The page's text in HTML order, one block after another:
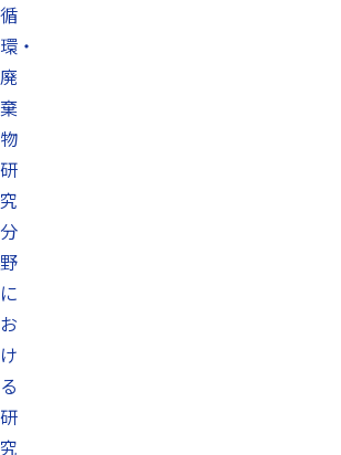
循
環・
廃
棄
物
研
究
分
野
に
お
け
る
研
究